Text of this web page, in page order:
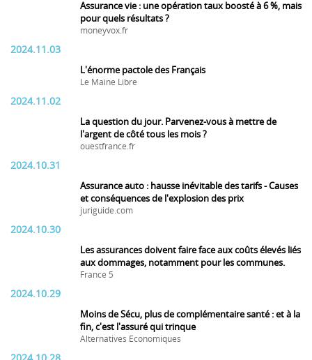
Assurance vie : une opération taux boosté à 6 %, mais
pour quels résultats ?
moneyvox.fr
2024.11.03
L'énorme pactole des Français
Le Maine Libre
2024.11.02
La question du jour. Parvenez-vous à mettre de
l'argent de côté tous les mois ?
ouestfrance.fr
2024.10.31
Assurance auto : hausse inévitable des tarifs - Causes
et conséquences de l'explosion des prix
juriguide.com
2024.10.30
Les assurances doivent faire face aux coûts élevés liés
aux dommages, notamment pour les communes.
France 5
2024.10.29
Moins de Sécu, plus de complémentaire santé : et à la
fin, c'est l'assuré qui trinque
Alternatives Economiques